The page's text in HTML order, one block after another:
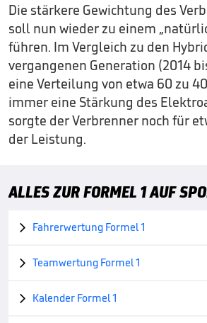
Die stärkere Gewichtung des
soll nun wieder zu einem
führen. Im Vergleich zu den
vergangenen Generation (2014
eine Verteilung von etwa 60 zu
immer eine Stärkung des
sorgte der Verbrenner noch für
der Leistung.
ALLES ZUR FORMEL 1 AUF
 Fahrerwertung Formel 1
 Teamwertung Formel 1
 Kalender Formel 1